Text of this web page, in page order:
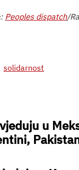
Peoples dispatch/
solidarnost
u